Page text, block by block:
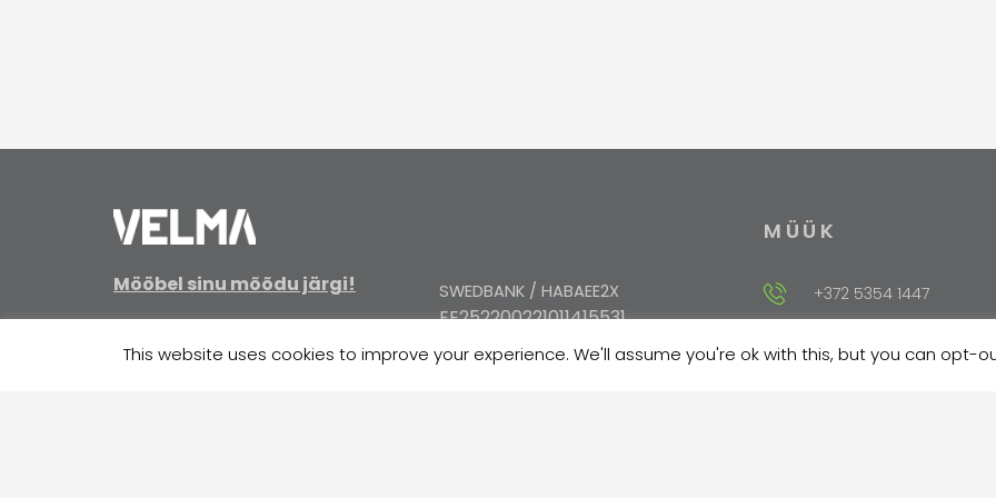
Mööbel sinu mõõdu järgi!
Reg. nr. 10269832
SWEDBANK / HABAEE2X
EE252200221011415531
SEB / EEUHEE2X
MÜÜK
+372 5354 1447
sales@velma.ee
This website uses cookies to improve your experience. We'll assume you're ok with this, but you can opt-